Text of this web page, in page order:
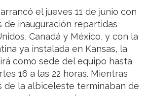
el jueves 11 de junio con
de inauguración repartidas
Canadá y México, y con la
ya instalada en Kansas, la
como sede del equipo hasta
16 a las 22 horas. Mientras
de la albiceleste terminaban de